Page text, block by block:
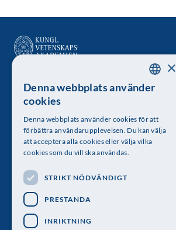
Kungl. Vetenskapsakademien
Besöksadress: Lilla Frescativägen 4A
Telefon: 08-673 95 00
Följ oss
SWEDISH
×
Denna webbplats använder
cookies
Denna webbplats använder cookies för att
förbättra användarupplevelsen. Du kan välja
att acceptera alla cookies eller välja vilka
cookies som du vill ska användas.
STRIKT NÖDVÄNDIGT
PRESTANDA
INRIKTNING